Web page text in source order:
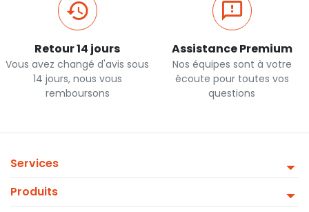
Retour 14 jours
Vous avez changé d'avis sous
14 jours, nous vous
remboursons
Assistance Premium
Nos équipes sont à votre
écoute pour toutes vos
questions
Services
Produits